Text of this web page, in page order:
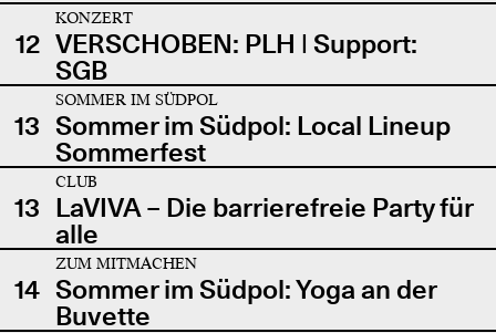
12
KONZERT
VERSCHOBEN: PLH | Support:
SGB
13
SOMMER IM SÜDPOL
Sommer im Südpol: Local Lineup
Sommerfest
13
CLUB
LaVIVA – Die barrierefreie Party für
alle
14
ZUM MITMACHEN
Sommer im Südpol: Yoga an der
Buvette